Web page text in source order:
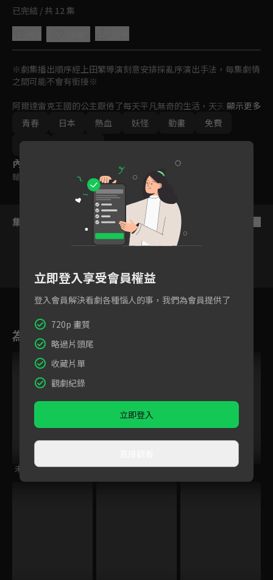
已完結 / 共 12 集
※劇集播出順序經上田繁導演刻意安排採亂序演出手法，每集劇情
之間可能不會有銜接※
阿爾達雷克王國的公主厭倦了每天平凡無奇的生活，天天吵著要到
外頭見見世面。但國王擔心外界妖魔鬼怪多，遲遲不肯答應。有一
次，城裡遭到鬼怪襲擊，為了保護公主免遭傷害，國王叫公主立刻
啟程，可惜敵人已經兵臨城下！就在千鈞一髮之際，鬼怪突遭陌生
竟是南柯一夢？
顯示更多
青春
日本 熱血 妖怪 動畫
免費
2021
Ani-One
內容標籤
輔導十二歲級
集數列表
2 3 4 5
為您推薦
未確認進行式 豬肝記得煮熟再吃 江戶前精靈
立即登入享受會員權益
登入會員解決看劇各種惱人的事，我們為會員提供了
720p 畫質
略過片頭尾
收藏片單
觀劇紀錄
立即登入